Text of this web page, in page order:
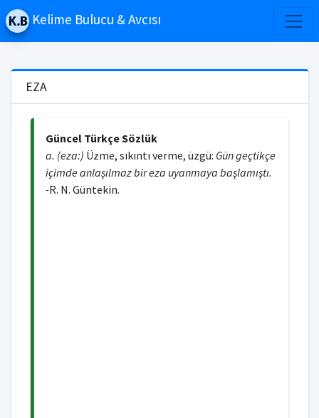
Kelime Bulucu & Avcısı
EZA
Güncel Türkçe Sözlük
a. (eza:) Üzme, sıkıntı verme, üzgü: Gün geçtikçe
içimde anlaşılmaz bir eza uyanmaya başlamıştı.
-R. N. Güntekin.